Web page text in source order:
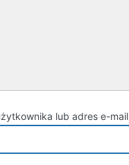
lub adres e-mail